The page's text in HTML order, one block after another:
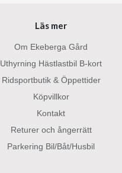
Läs mer
Om Ekeberga Gård
Uthyrning Hästlastbil B-kort
Ridsportbutik & Öppettider
Köpvillkor
Kontakt
Returer och ångerrätt
Parkering Bil/Båt/Husbil